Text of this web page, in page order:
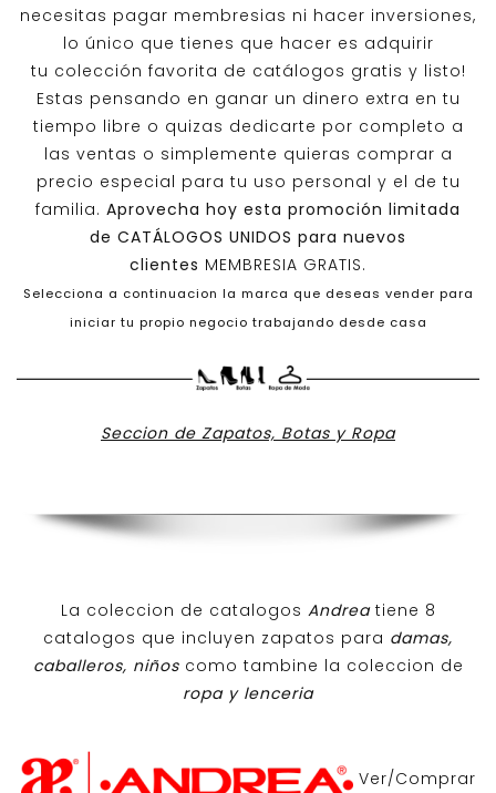
necesitas pagar membresias ni hacer inversiones,
lo único que tienes que hacer es adquirir
tu colección favorita de catálogos gratis y listo!
Estas pensando en ganar un dinero extra en tu
tiempo libre o quizas dedicarte por completo a
las ventas o simplemente quieras comprar a
precio especial para tu uso personal y el de tu
familia. Aprovecha hoy esta promoción limitada
de CATÁLOGOS UNIDOS para nuevos
clientes MEMBRESIA GRATIS.
Selecciona a continuacion la marca que deseas vender para
iniciar tu propio negocio trabajando desde casa
Seccion de Zapatos, Botas y Ropa
La coleccion de catalogos Andreatiene 8
catalogos que incluyen zapatos para damas,
caballeros, niños como tambine la coleccion de
ropa y lenceria
Ver/Comprar